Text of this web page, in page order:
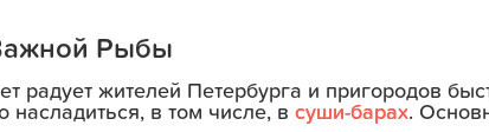
Рыбы
радует жителей Петербурга и пригородов
в том числе, в суши-барах.